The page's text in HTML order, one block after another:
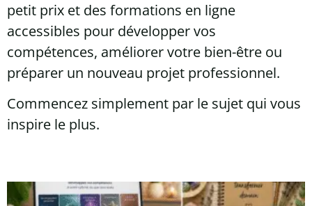
petit prix et des formations en ligne
accessibles pour développer vos
compétences, améliorer votre bien-être ou
préparer un nouveau projet professionnel.
Commencez simplement par le sujet qui vous
inspire le plus.